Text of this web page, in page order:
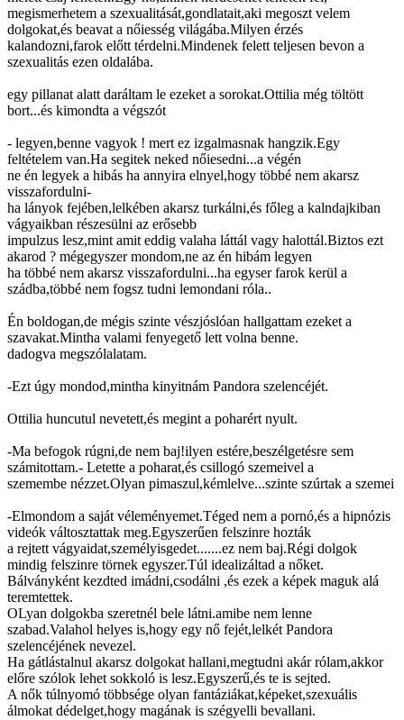
megismerhetem a szexualitását,gondlatait,aki megoszt velem
dolgokat,és beavat a nőiesség világába.Milyen érzés
kalandozni,farok előtt térdelni.Mindenek felett teljesen bevon a
szexualitás ezen oldalába.
egy pillanat alatt daráltam le ezeket a sorokat.Ottilia még töltött
bort...és kimondta a végszót
- legyen,benne vagyok ! mert ez izgalmasnak hangzik.Egy
feltételem van.Ha segitek neked nőiesedni...a végén
ne én legyek a hibás ha annyira elnyel,hogy többé nem akarsz
visszafordulni-
ha lányok fejében,lelkében akarsz turkálni,és főleg a kalndajkiban
vágyaikban részesülni az erősebb
impulzus lesz,mint amit eddig valaha láttál vagy halottál.Biztos ezt
akarod ? mégegyszer mondom,ne az én hibám legyen
ha többé nem akarsz visszafordulni...ha egyser farok kerül a
szádba,többé nem fogsz tudni lemondani róla..
Én boldogan,de mégis szinte vészjóslóan hallgattam ezeket a
szavakat.Mintha valami fenyegető lett volna benne.
dadogva megszólalatam.
-Ezt úgy mondod,mintha kinyitnám Pandora szelencéjét.
Ottilia huncutul nevetett,és megint a poharért nyult.
-Ma befogok rúgni,de nem baj!ilyen estére,beszélgetésre sem
számitottam.- Letette a poharat,és csillogó szemeivel a
szemembe nézzet.Olyan pimaszul,kémlelve...szinte szúrtak a szemei
-Elmondom a saját véleményemet.Téged nem a pornó,és a hipnózis
videók váltosztattak meg.Egyszerűen felszinre hozták
a rejtett vágyaidat,személyisgedet.......ez nem baj.Régi dolgok
mindig felszinre törnek egyszer.Túl idealizáltad a nőket.
Bálványként kezdted imádni,csodálni ,és ezek a képek maguk alá
teremtettek.
OLyan dolgokba szeretnél bele látni.amibe nem lenne
szabad.Valahol helyes is,hogy egy nő fejét,lelkét Pandora
szelencéjének nevezel.
Ha gátlástalnul akarsz dolgokat hallani,megtudni akár rólam,akkor
előre szólok lehet sokkoló is lesz.Egyszerű,és te is sejted.
A nők túlnyomó többsége olyan fantáziákat,képeket,szexuális
álmokat dédelget,hogy magának is szégyelli bevallani.